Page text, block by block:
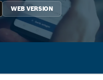
WEB VERSION